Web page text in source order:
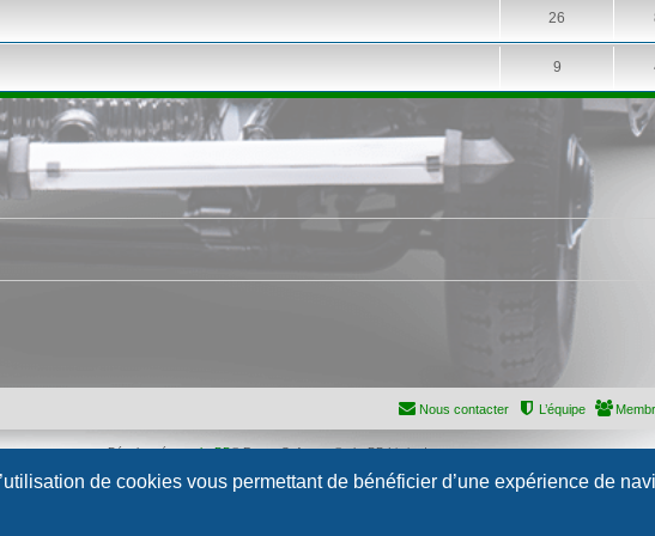
de cookies vous permettant de bénéficier d’une expérience de
26
9
L’équipe
Nous contacter
Développé parphpBB® Forum Software © phpBB Limited
Traduction française officielle © Qiaeru
Confidentialité